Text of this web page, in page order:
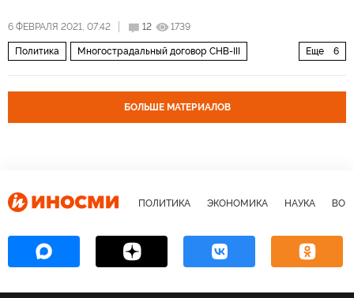
6 ФЕВРАЛЯ 2021, 07:42 12 1739
Еще 6
Политика Многострадальный договор СНВ-III
разоружениеБОЛЬШЕ МАТЕРИАЛОВ
ПОЛИТИКА ЭКОНОМИКА НАУКА